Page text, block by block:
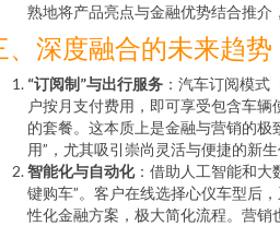
熟地将产品亮点与金融优势结合推介
、深度融合的未来趋势
“订阅制”与出行服务 ：汽车订阅模
户按月支付费用，即可享受包含车
的套餐。这本质上是金融与营销的极
用”，尤其吸引崇尚灵活与便捷的新生
智能化与自动化：借助人工智能和大
键购车”。客户在线选择心仪车型后
性化金融方案，极大简化流程。营